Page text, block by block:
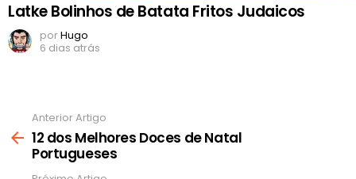
Latke Bolinhos de Batata Fritos Judaicos
porHugo
6 dias atrás
mais
Anterior Artigo
12 dos Melhores Doces de Natal
Portugueses